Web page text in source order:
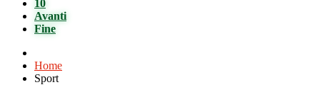
10
Avanti
Fine
Home
Sport